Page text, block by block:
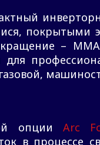
покрытыми
–
опции Arc
в процессе